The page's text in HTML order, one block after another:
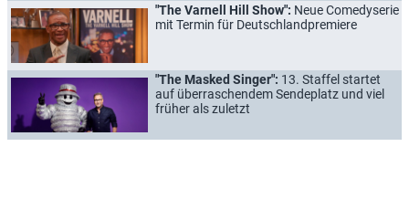
"The Varnell Hill Show": Neue Comedyserie
mit Termin für Deutschlandpremiere
"The Masked Singer": 13. Staffel startet
auf überraschendem Sendeplatz und viel
früher als zuletzt